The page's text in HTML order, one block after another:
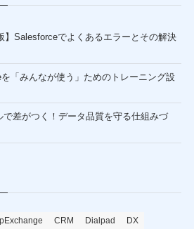
】Salesforceでよくあるエラーとその解決
を「みんなが使う」ためのトレーニング設
で差がつく！データ品質を守る仕組みづ
CRM Dialpad
DX